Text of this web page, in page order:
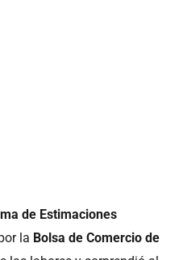
de Estimaciones
la Bolsa de Comercio de